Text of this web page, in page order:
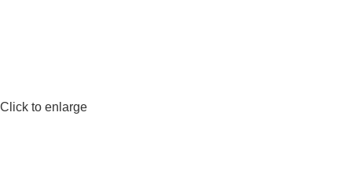
Click to enlarge